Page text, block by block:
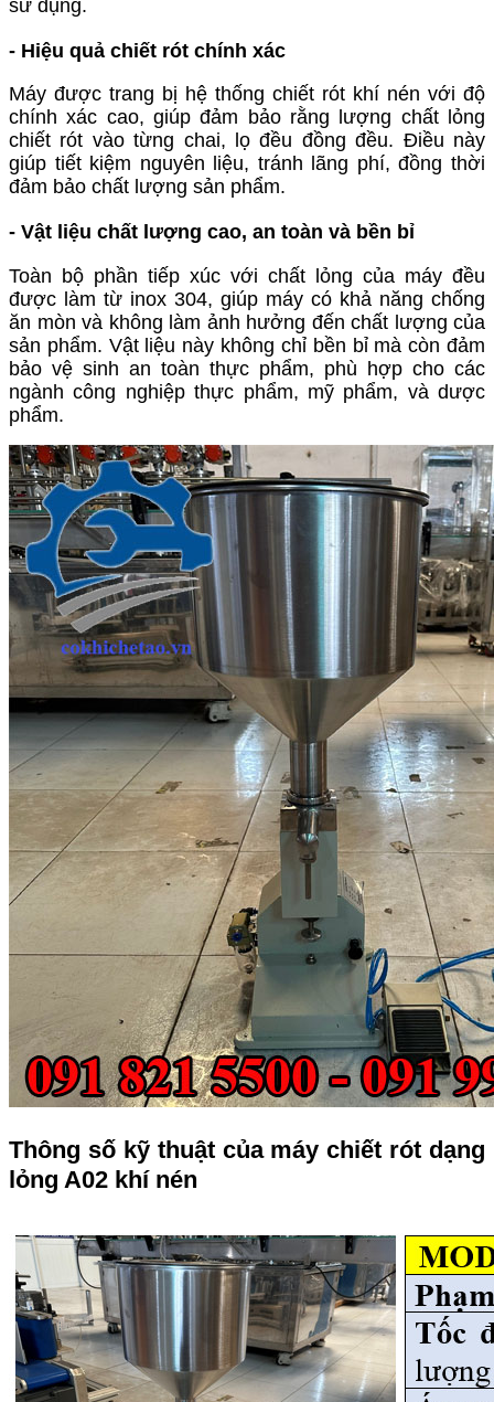
sử dụng.
- Hiệu quả chiết rót chính xác
Máy được trang bị hệ thống chiết rót khí nén với độ
chính xác cao, giúp đảm bảo rằng lượng chất lỏng
chiết rót vào từng chai, lọ đều đồng đều. Điều này
giúp tiết kiệm nguyên liệu, tránh lãng phí, đồng thời
đảm bảo chất lượng sản phẩm.
- Vật liệu chất lượng cao, an toàn và bền bỉ
Toàn bộ phần tiếp xúc với chất lỏng của máy đều
được làm từ inox 304, giúp máy có khả năng chống
ăn mòn và không làm ảnh hưởng đến chất lượng của
sản phẩm. Vật liệu này không chỉ bền bỉ mà còn đảm
bảo vệ sinh an toàn thực phẩm, phù hợp cho các
ngành công nghiệp thực phẩm, mỹ phẩm, và dược
phẩm.
Thông số kỹ thuật của máy chiết rót dạng
lỏng A02 khí nén